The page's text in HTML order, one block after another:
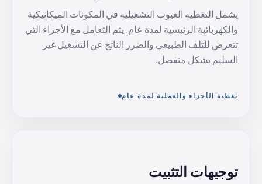
يشمل التغطية العيوب التشغيلية في المكونات الميكانيكية
والكهربائية الرئيسية لمدة عام. يتم التعامل مع الأجزاء التي
تتعرض للتلف الطبيعي والضرر الناتج عن التشغيل غير
السليم بشكل منفصل.
تغطية الأجزاء والعملية لمدة عام
توجيهات التثبيت